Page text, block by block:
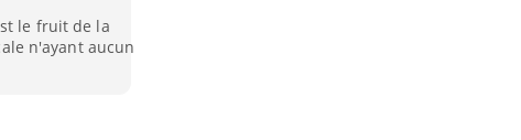
le fruit de la
n'ayant aucun